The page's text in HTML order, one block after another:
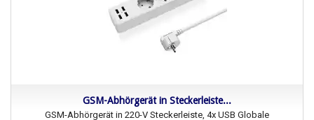
GSM-Abhörgerät in Steckerleiste...
GSM-Abhörgerät in 220-V Steckerleiste, 4x USB Globale